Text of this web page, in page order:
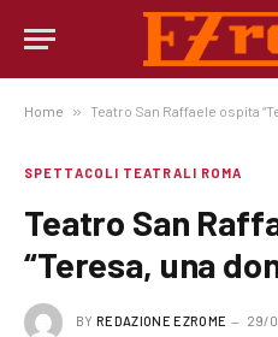
Home » Teatro San Raffaele ospita
SPETTACOLI TEATRALI ROMA
Teatro San
“Teresa, una
BY REDAZIONE EZROME 29/